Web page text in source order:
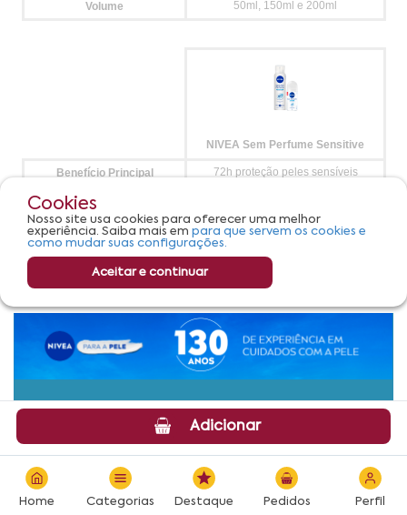
Adicionar
Cookies
Nosso site usa cookies para oferecer uma melhor
experiência. Saiba mais em para que servem os cookies e
como mudar suas configurações.
Aceitar e continuar
Home Categorias Destaque Pedidos Perfil